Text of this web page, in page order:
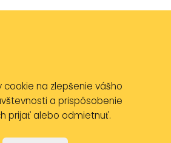
údajov
cookie na zlepšenie vášho
a prispôsobenie
prijať alebo odmietnuť.